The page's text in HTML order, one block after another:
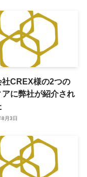
社CREX様の2つの
アに弊社が紹介され
月3日